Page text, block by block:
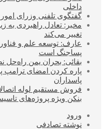
داخلی
گفتگوی تلفنی وزرای
مخبر: تعادل راهبردی به
تغییر می‌کند
عارف: توسعه علم و
پساجنگ است
بقائی: بحران یمن راه‌حل
پاره کردن امضای ترامپ
پاسداران
فروش مستقیم لوله
بنکن ویژه پروژه‌های
ورود
نوشته تصادفی